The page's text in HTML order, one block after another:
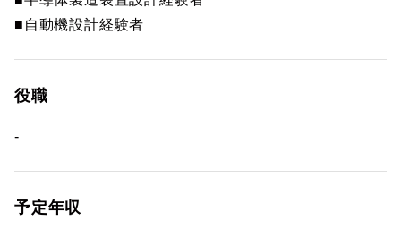
■自動機設計経験者
役職
-
予定年収